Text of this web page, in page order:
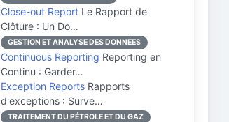
Close-out Report Le Rapport de
Clôture : Un Do…
GESTION ET ANALYSE DES DONNÉES
Continuous Reporting Reporting en
Continu : Garder…
Exception Reports Rapports
d'exceptions : Surve…
TRAITEMENT DU PÉTROLE ET DU GAZ